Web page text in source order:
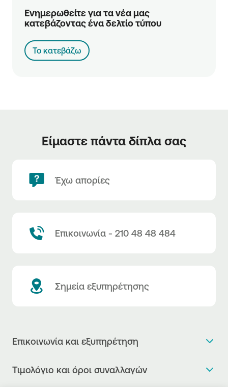
Ενημερωθείτε για τα νέα μας
κατεβάζοντας ένα δελτίο τύπου
Το κατεβάζω
Είμαστε πάντα δίπλα σας
Έχω απορίες
Επικοινωνία - 210 48 48 484
Σημεία εξυπηρέτησης
Επικοινωνία και εξυπηρέτηση
Τιμολόγιο και όροι συναλλαγών